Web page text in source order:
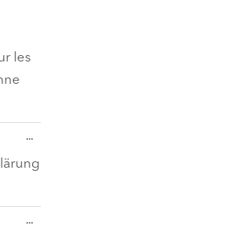
les
...Diese
ein-/ausblenden.
...Diese